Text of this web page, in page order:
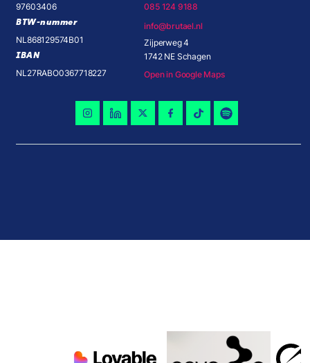
97603406
BTW-nummer
NL868129574B01
IBAN
NL27RABO0367718227
085 124 9188
info@brutael.nl
Zijperweg 4
1742 NE Schagen
Open in Google Maps